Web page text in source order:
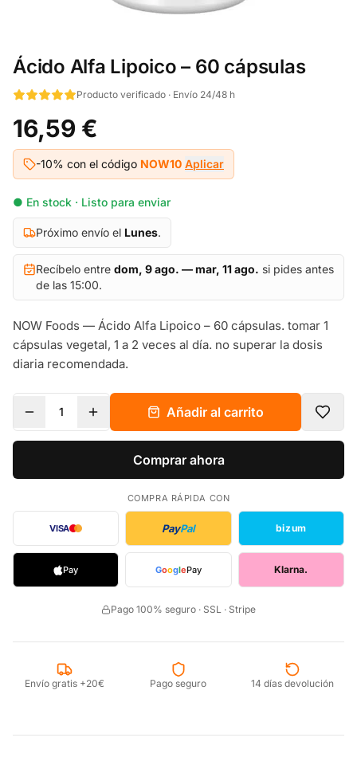
Ácido Alfa Lipoico – 60 cápsulas
Producto verificado · Envío 24/48 h
16,59 €
-10% con el código NOW10 Aplicar
● En stock · Listo para enviar
Próximo envío el Lunes.
Recíbelo entre dom, 9 ago. — mar, 11 ago. si pides antes
de las 15:00.
NOW Foods — Ácido Alfa Lipoico – 60 cápsulas. tomar 1
cápsulas vegetal, 1 a 2 veces al día. no superar la dosis
diaria recomendada.
1 Añadir al carrito
Comprar ahora
COMPRA RÁPIDA CON
VISA PayPal bizum
Pay GooglePay Klarna.
Pago 100% seguro · SSL · Stripe
Envío gratis +20€ Pago seguro 14 días devolución